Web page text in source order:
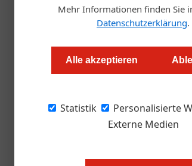
Mehr Informationen finden Sie
Datenschutzerklärung.
Alle akzeptieren
Statistik
Personalisierte
Externe Medien
Jetzt
Redaktion.OEGZ
Für Gastronomen: Ein
„In Zeiten wie
gegenseitig